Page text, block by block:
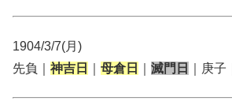
1904/3/7(月)
先負｜ 神吉日 母倉日 滅門日 ｜庚